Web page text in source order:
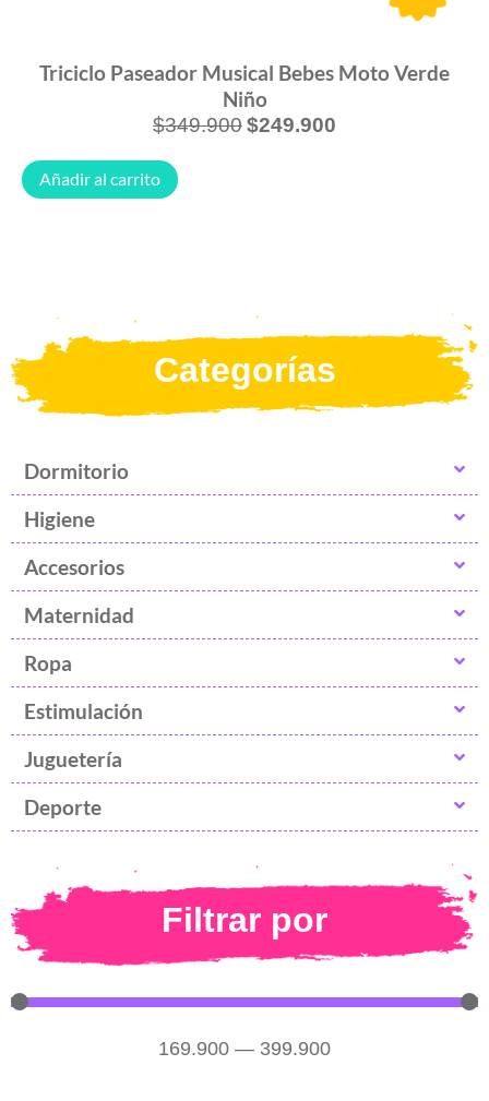
Categorías
Dormitorio
Higiene
Accesorios
Maternidad
Ropa
Estimulación
Juguetería
Deporte
Filtrar por
169.900 — 399.900
Triciclo Paseador Musical Bebes Moto Verde
Niño
$349.900$249.900
Añadir al carrito